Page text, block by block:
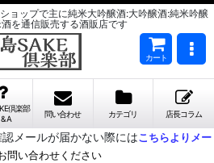
ョップで主に純米大吟醸酒:大吟醸酒:純米吟醸
を通信販売する酒販店です
カート
倶楽部
A
問い合わせ カテゴリ 店長コラム
メールが届かない際にはこちらよりメー
問い合わせください